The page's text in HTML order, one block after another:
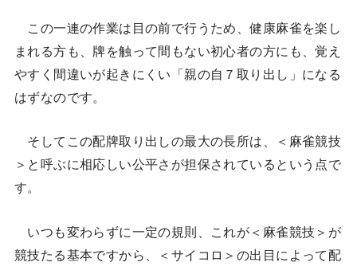
この一連の作業は目の前で行うため、健康麻雀を楽し
まれる方も、牌を触って間もない初心者の方にも、覚え
やすく間違いが起きにくい「親の自７取り出し」になる
はずなのです。
そしてこの配牌取り出しの最大の長所は、＜麻雀競技
＞と呼ぶに相応しい公平さが担保されているという点で
す。
いつも変わらずに一定の規則、これが＜麻雀競技＞が
競技たる基本ですから、＜サイコロ＞の出目によって配